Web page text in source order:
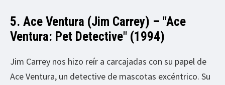
5. Ace Ventura (Jim Carrey) – "Ace
Ventura: Pet Detective" (1994)
Jim Carrey nos hizo reír a carcajadas con su papel de
Ace Ventura, un detective de mascotas excéntrico. Su